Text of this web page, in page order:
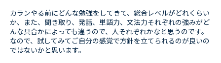
カランやる前にどんな勉強をしてきて、総合レベルがどれくらい
か、また、聞き取り、発話、単語力、文法力それぞれの強みがど
んな具合かによっても違うので、人それぞれかなと思うのです。
なので、試してみてご自分の感覚で方針を立てられるのが良いの
ではないかと思います。